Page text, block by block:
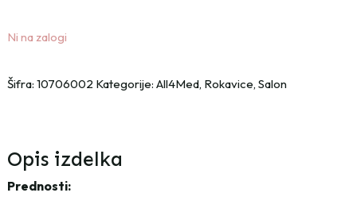
Ni na zalogi
Šifra: 10706002 Kategorije: All4Med, Rokavice, Salon
Opis izdelka
Prednosti: